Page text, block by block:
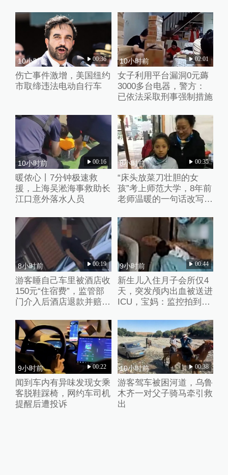
10小时前 00:36
伤亡事件激增，美国纽约
市取缔违法电动自行车
10小时前 02:01
女子利用平台漏洞0元薅
3000多台电器，警方：
已依法采取刑事强制措施
10小时前 00:16
暖侬心丨7分钟极速救
援，上海吴淞海事救助长
江口意外落水人员
8小时前 00:35
“床头放菜刀壮胆的女
孩”考上师范大学，8年前
老师温暖的一句话改写了
8小时前 00:19
游客睡自己车里被酒店收
150元“住宿费”，监管部
门介入后酒店退款并赔偿
9小时前 00:44
新生儿入住月子会所仅4
天，突发颅内出血被送进
ICU，宝妈：监控拍到护
9小时前 00:22
闻到车内有异味发现女乘
客脱鞋踩椅，网约车司机
提醒后遭投诉
10小时前 00:38
游客驾车被困河道，乌鲁
木齐一对父子骑马牵引救
出